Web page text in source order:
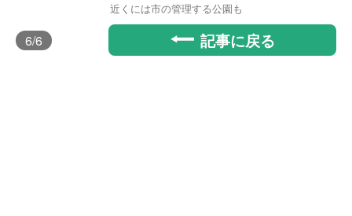
近くには市の管理する公園も
6/6 記事に戻る